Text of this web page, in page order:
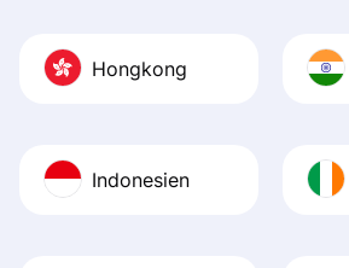
Hongkong
Indonesien